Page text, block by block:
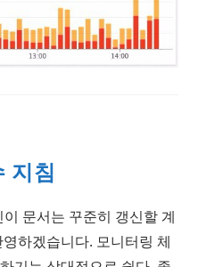
지침
문서는 꾸준히 갱신할 계
하겠습니다. 모니터링 체